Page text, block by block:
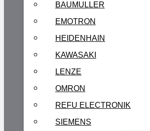
BAUMULLER
EMOTRON
HEIDENHAIN
KAWASAKI
LENZE
OMRON
REFU ELECTRONIK
SIEMENS